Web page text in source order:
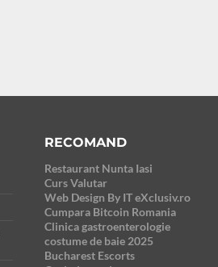
RECOMAND
Restaurant Nunta Iasi
Curs Valutar
Web Design By IT eXclusiv.ro
Cumpara Bitcoin Romania
Clinica gastroenterologie
costume de baie 2025
Bucharest Escorts